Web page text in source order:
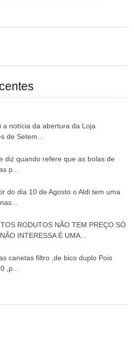
a notícia da abertura da Loja
de Setem...
diz quando refere que as bolas de
p...
do dia 10 de Agosto o Aldi tem uma
RODUTOS NÃO TEM PREÇO SÓ
INTERESSA É UMA...
canetas filtro ,de bico duplo Pois
,p...